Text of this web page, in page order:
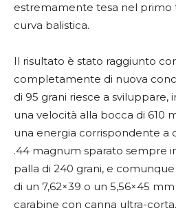
estremamente tesa nel primo
curva balistica.
Il risultato è stato raggiunto
completamente di nuova
di 95 grani riesce a sviluppare,
una velocità alla bocca di 610
una energia corrispondente a
.44 magnum sparato sempre
palla di 240 grani, e
di un 7,62×39 o un 5,56×45
carabine con canna ultra-